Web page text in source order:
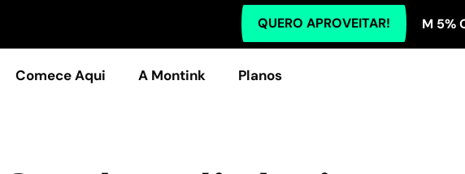
QUERO APROVEITAR!
TODOS OS PLANOS COM 5% OFF
Comece Aqui A Montink Planos